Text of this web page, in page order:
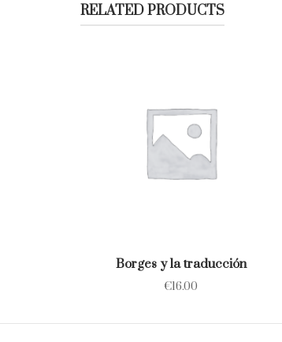
RELATED PRODUCTS
Borges y la traducción
€16.00